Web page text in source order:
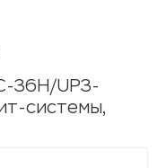
36H/UP3-
системы,